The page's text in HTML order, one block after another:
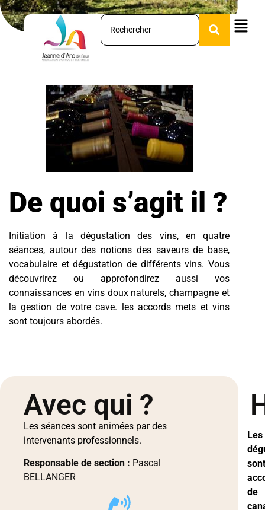
Œnologie
De quoi s’agit il ?
Initiation à la dégustation des vins, en quatre
séances, autour des notions des saveurs de base,
vocabulaire et dégustation de différents vins. Vous
découvrirez ou approfondirez aussi vos
connaissances en vins doux naturels, champagne et
la gestion de votre cave. les accords mets et vins
sont toujours abordés.
Avec qui ?
Les séances sont animées par des
intervenants professionnels.
Responsable de section : Pascal
BELLANGER
Les
de